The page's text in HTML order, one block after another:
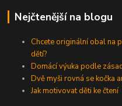
Nejčtenější na blogu
Chcete originální obal na
dětí?
Domácí výuka podle
Dvě myši rovná se kočka
Jak motivovat děti ke čtení